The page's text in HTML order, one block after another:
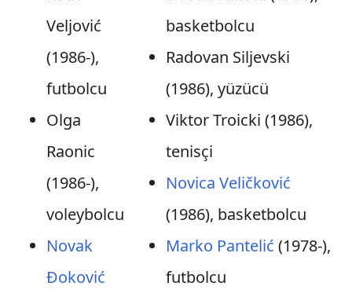
Veljović
(1986-),
futbolcu
Olga
Raonic
(1986-),
voleybolcu
Novak
Đoković
basketbolcu
Radovan Siljevski
(1986), yüzücü
Viktor Troicki (1986),
tenisçi
Novica Veličković
(1986), basketbolcu
Marko Pantelić (1978-),
futbolcu